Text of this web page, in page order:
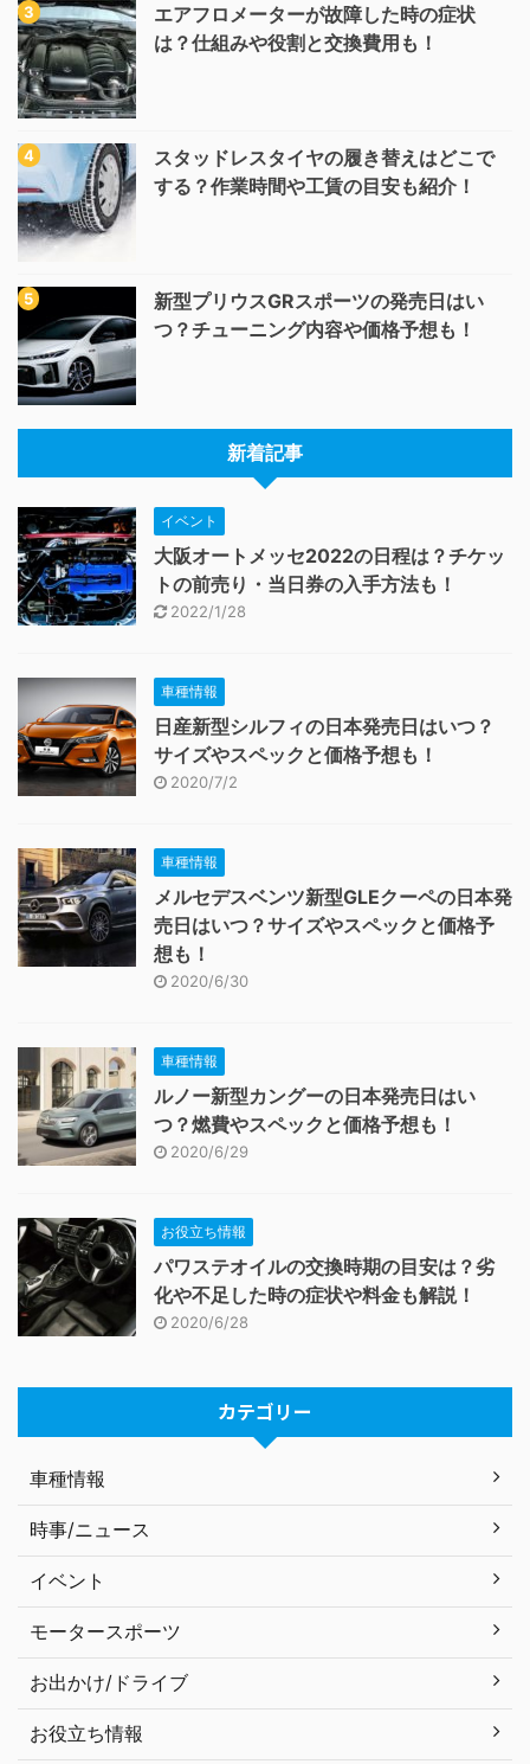
エアフロメーターが故障した時の症状
は？仕組みや役割と交換費用も！
スタッドレスタイヤの履き替えはどこで
する？作業時間や工賃の目安も紹介！
新型プリウスGRスポーツの発売日はい
つ？チューニング内容や価格予想も！
新着記事
イベント
大阪オートメッセ2022の日程は？チケッ
トの前売り・当日券の入手方法も！
2022/1/28
車種情報
日産新型シルフィの日本発売日はいつ？
サイズやスペックと価格予想も！
2020/7/2
車種情報
メルセデスベンツ新型GLEクーペの日本発
売日はいつ？サイズやスペックと価格予
想も！
2020/6/30
車種情報
ルノー新型カングーの日本発売日はい
つ？燃費やスペックと価格予想も！
2020/6/29
お役立ち情報
パワステオイルの交換時期の目安は？劣
化や不足した時の症状や料金も解説！
2020/6/28
カテゴリー
車種情報
時事/ニュース
イベント
モータースポーツ
お出かけ/ドライブ
お役立ち情報